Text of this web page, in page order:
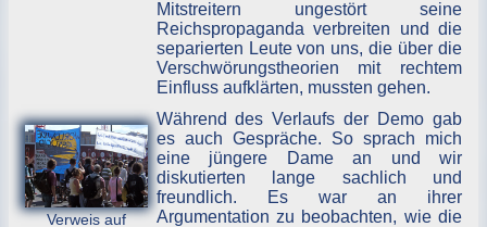
Mitstreitern ungestört seine
Reichspropaganda verbreiten und die
separierten Leute von uns, die über die
Verschwörungstheorien mit rechtem
Einfluss aufklärten, mussten gehen.
Verweis auf
Während des Verlaufs der Demo gab
es auch Gespräche. So sprach mich
eine jüngere Dame an und wir
diskutierten lange sachlich und
freundlich. Es war an ihrer
Argumentation zu beobachten, wie die